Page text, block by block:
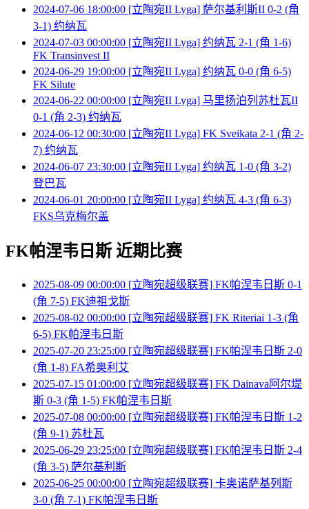
2024-07-06 18:00:00 [立陶宛II Lyga] 萨尔基利斯II 0-2 (角
3-1) 约纳瓦
2024-07-03 00:00:00 [立陶宛II Lyga] 约纳瓦 2-1 (角 1-6)
FK Transinvest II
2024-06-29 19:00:00 [立陶宛II Lyga] 约纳瓦 0-0 (角 6-5)
FK Silute
2024-06-22 00:00:00 [立陶宛II Lyga] 马里扬泊列苏杜瓦II
0-1 (角 2-3) 约纳瓦
2024-06-12 00:30:00 [立陶宛II Lyga] FK Sveikata 2-1 (角 2-
7) 约纳瓦
2024-06-07 23:30:00 [立陶宛II Lyga] 约纳瓦 1-0 (角 3-2)
登巴瓦
2024-06-01 20:00:00 [立陶宛II Lyga] 约纳瓦 4-3 (角 6-3)
FKS乌克梅尔盖
FK帕涅韦日斯 近期比赛
2025-08-09 00:00:00 [立陶宛超级联赛] FK帕涅韦日斯 0-1
(角 7-5) FK迪祖戈斯
2025-08-02 00:00:00 [立陶宛超级联赛] FK Riteriai 1-3 (角
6-5) FK帕涅韦日斯
2025-07-20 23:25:00 [立陶宛超级联赛] FK帕涅韦日斯 2-0
(角 1-8) FA希奥利艾
2025-07-15 01:00:00 [立陶宛超级联赛] FK Dainava阿尔堤
斯 0-3 (角 1-5) FK帕涅韦日斯
2025-07-08 00:00:00 [立陶宛超级联赛] FK帕涅韦日斯 1-2
(角 9-1) 苏杜瓦
2025-06-29 23:25:00 [立陶宛超级联赛] FK帕涅韦日斯 2-4
(角 3-5) 萨尔基利斯
2025-06-25 00:00:00 [立陶宛超级联赛] 卡奥诺萨基列斯
3-0 (角 7-1) FK帕涅韦日斯